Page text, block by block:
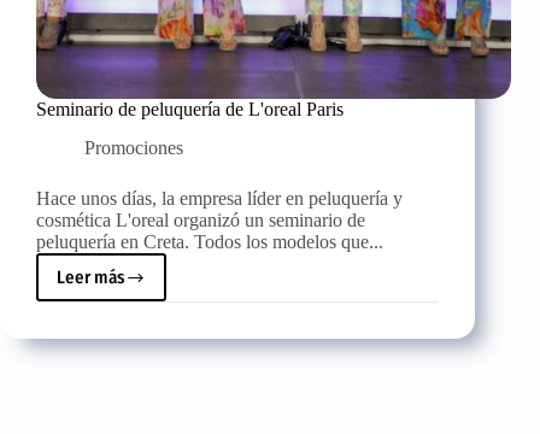
Seminario de peluquería de L'oreal Paris
Promociones
Hace unos días, la empresa líder en peluquería y
cosmética L'oreal organizó un seminario de
peluquería en Creta. Todos los modelos que...
Leer másSeminario
de
de